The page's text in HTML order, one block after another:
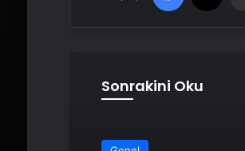
Sonrakini Oku